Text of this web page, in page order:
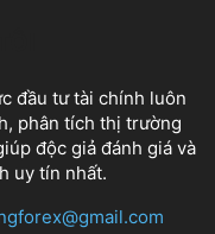
đầu tư tài chính luôn
phân tích thị trường
độc giả đánh giá và
uy tín nhất.